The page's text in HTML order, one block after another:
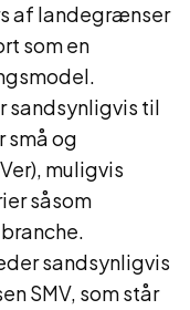
af landegrænser
som en
sandsynligvis til
små og
muligvis
såsom
sandsynligvis
SMV, som står